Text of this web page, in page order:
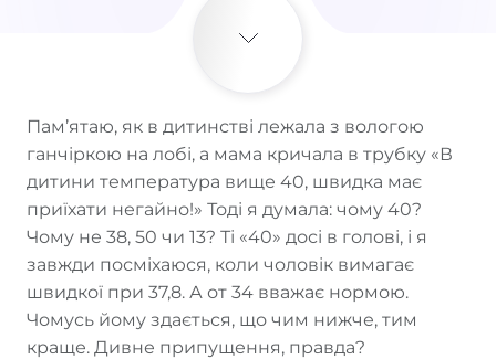
Пам’ятаю, як в дитинстві лежала з вологою
ганчіркою на лобі, а мама кричала в трубку «В
дитини температура вище 40, швидка має
приїхати негайно!» Тоді я думала: чому 40?
Чому не 38, 50 чи 13? Ті «40» досі в голові, і я
завжди посміхаюся, коли чоловік вимагає
швидкої при 37,8. А от 34 вважає нормою.
Чомусь йому здається, що чим нижче, тим
краще. Дивне припущення, правда?